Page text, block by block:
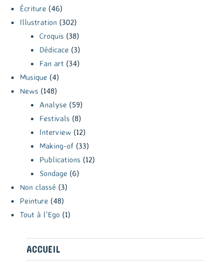
Écriture (46)
Illustration (302)
Croquis (38)
Dédicace (3)
Fan art (34)
Musique (4)
News (148)
Analyse (59)
Festivals (8)
Interview (12)
Making-of (33)
Publications (12)
Sondage (6)
Non classé (3)
Peinture (48)
Tout à l'Ego (1)
ACCUEIL